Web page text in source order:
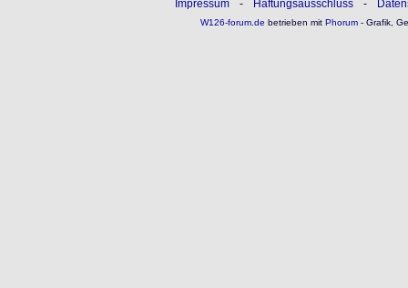
Impressum - Haftungsausschluss -
W126-forum.de betrieben mitPhorum- Grafik,